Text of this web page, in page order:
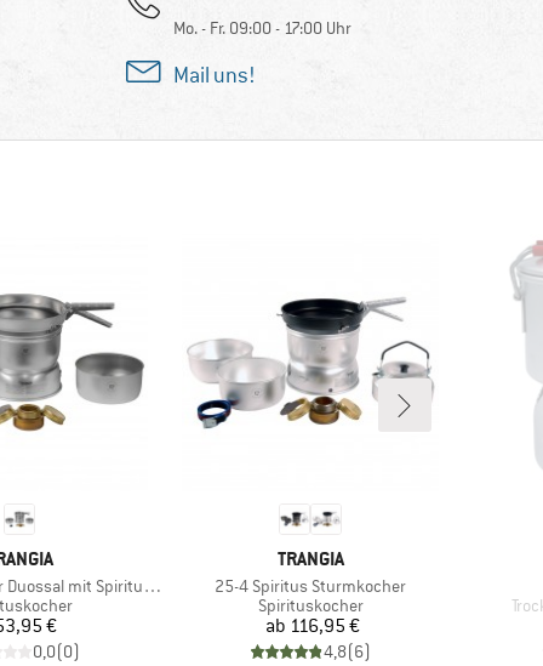
Mo. - Fr. 09:00 - 17:00 Uhr
Mail uns!
mit Spiritusbrenner
Preis
€
0,0(0)
MARKE
TRANGIA
Artikel
25-4 Spiritus Sturmkocher
Produktgruppe
Spirituskocher
Preis
ab 116,95 €
4,8(6)